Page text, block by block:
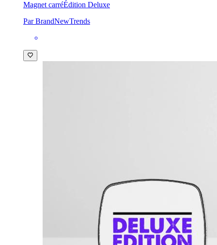
Magnet carréÉdition Deluxe
Par BrandNewTrends